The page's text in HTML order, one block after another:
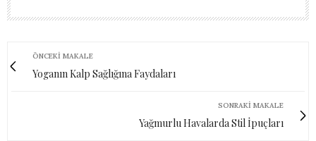
ÖNCEKI MAKALE
Yoganın Kalp Sağlığına Faydaları
SONRAKI MAKALE
Yağmurlu Havalarda Stil İpuçları